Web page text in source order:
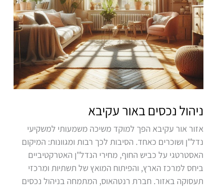
ניהול נכסים באור עקיבא
אזור אור עקיבא הפך למוקד משיכה משמעותי למשקיעי
נדל"ן ושוכרים כאחד. הסיבות לכך רבות ומגוונות: המיקום
האסטרטגי על כביש החוף, מחירי הנדל"ן האטרקטיביים
ביחס למרכז הארץ, והפיתוח המואץ של תשתיות ומרכזי
תעסוקה באזור. חברת רנטהאוס, המתמחה בניהול נכסים